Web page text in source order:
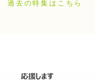
過去の特集はこちら